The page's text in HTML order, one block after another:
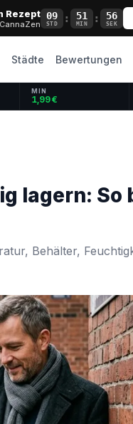
Rezept 09
STD : 51
MIN : 56
SEK
Städte Bewertungen
MIN
1,99 €
lagern: So
Behälter,